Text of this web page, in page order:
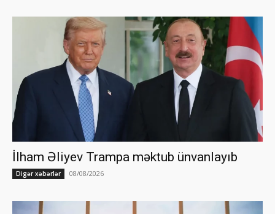
İlham Əliyev Trampa məktub ünvanlayıb
Digər xəbərlər 08/08/2026